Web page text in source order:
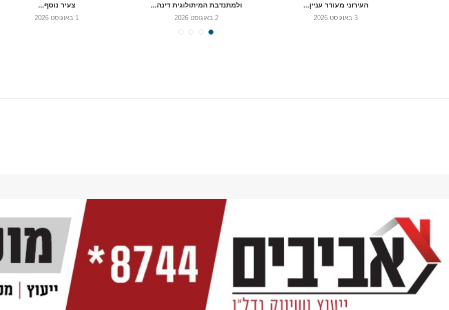
העירוני מעורר עניין...
3 באוגוסט 2026
ולמתנדבת המיתולוגית דינה...
2 באוגוסט 2026
צעיר נוסף...
1 באוגוסט 2026